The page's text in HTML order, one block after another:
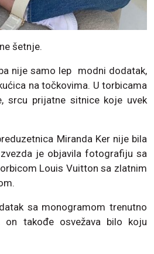
šetnje.
nije samo lep modni dodatak,
na točkovima. U torbicama
srcu prijatne sitnice koje uvek
Miranda Ker nije bila
je objavila fotografiju sa
Louis Vuitton sa zlatnim
sa monogramom trenutno
on takođe osvežava bilo koju